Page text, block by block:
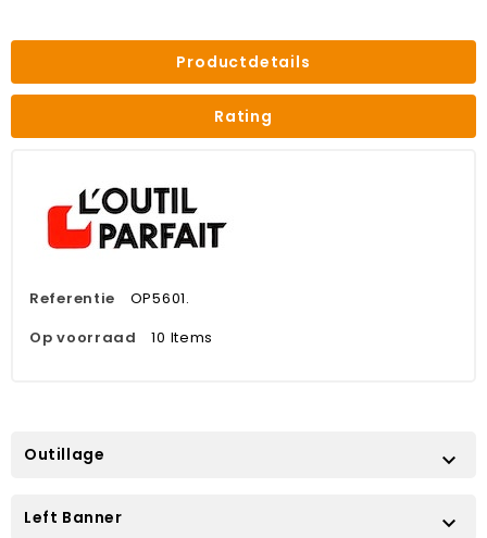
Productdetails
Rating
Referentie
OP5601.
Op voorraad
10 Items
Outillage 
Left Banner 